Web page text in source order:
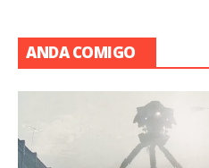
ANDA COMIGO